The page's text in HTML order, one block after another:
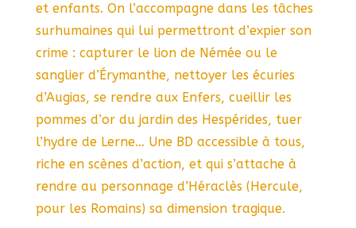
et enfants. On l’accompagne dans les tâches
surhumaines qui lui permettront d’expier son
crime : capturer le lion de Némée ou le
sanglier d’Érymanthe, nettoyer les écuries
d’Augias, se rendre aux Enfers, cueillir les
pommes d’or du jardin des Hespérides, tuer
l’hydre de Lerne… Une BD accessible à tous,
riche en scènes d’action, et qui s’attache à
rendre au personnage d’Héraclès (Hercule,
pour les Romains) sa dimension tragique.